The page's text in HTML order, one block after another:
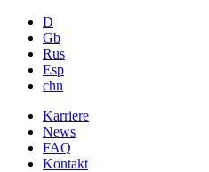
D
Gb
Rus
Esp
chn
Karriere
News
FAQ
Kontakt